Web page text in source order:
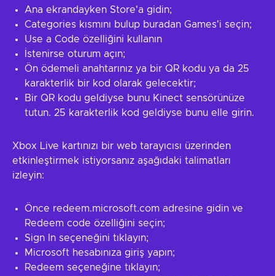
Ana ekrandayken Store'a gidin;
Categories kısmını bulup buradan Games'i seçin;
Use a Code özelliğini kullanın
İstenirse oturum açın;
Ön ödemeli anahtarınız ya bir QR kodu ya da 25
karakterlik bir kod olarak gelecektir;
Bir QR kodu geldiyse bunu Kinect sensörünüze
tutun. 25 karakterlik kod geldiyse bunu elle girin.
Xbox Live kartınızı bir web tarayıcısı üzerinden
etkinleştirmek istiyorsanız aşağıdaki talimatları
izleyin:
Önce redeem.microsoft.com adresine gidin ve
Redeem code özelliğini seçin;
Sign In seçeneğini tıklayın;
Microsoft hesabınıza giriş yapın;
Redeem seçeneğine tıklayın;